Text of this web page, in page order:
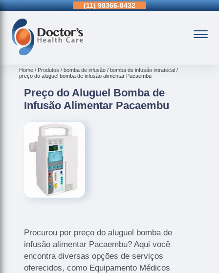
3963-0036 (11) 98366-8432 (15)3326-9334
Home Produtos bomba de infusão
bomba de infusão intratecal
preço do aluguel bomba de infusão alimentar Pacaembu
Preço do Aluguel Bomba de
Infusão Alimentar Pacaembu
Procurou por preço do aluguel bomba de
infusão alimentar Pacaembu? Aqui você
encontra diversas opções de serviços
oferecidos, como Equipamento Médicos